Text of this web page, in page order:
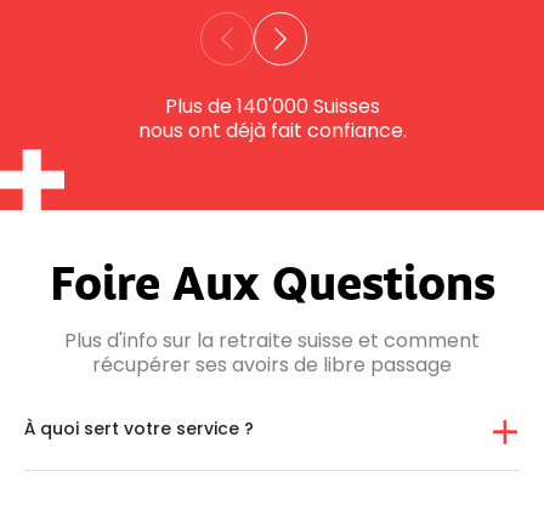
Plus de 140'000 Suisses
nous ont déjà fait confiance.
Foire Aux Questions
Plus d'info sur la retraite suisse et comment
récupérer ses avoirs de libre passage
À quoi sert votre service ?